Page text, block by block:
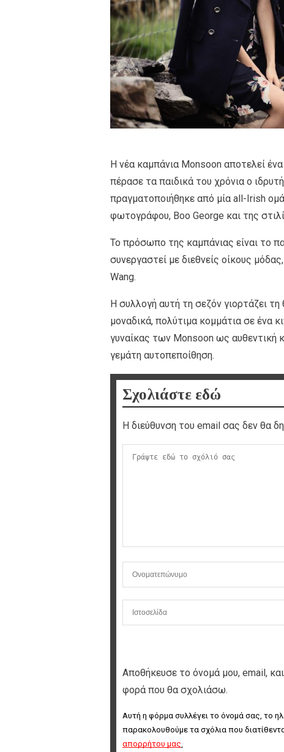
Η νέα καμπάνια Μοnsoon αποτελεί
πέρασε τα παιδικά του χρόνια ο
πραγματοποιήθηκε από μία all-Irish
φωτογράφου, Boo George και της
Το πρόσωπο της καμπάνιας είναι το
συνεργαστεί με διεθνείς οίκους
Wang.
Η συλλογή αυτή τη σεζόν γιορτάζει
μοναδικά, πολύτιμα κομμάτια σε ένα
γυναίκας των Monsoon ως αυθεντική
γεμάτη αυτοπεποίθηση.
Σχολιάστε εδώ
Η διεύθυνση του email σας δεν θα
Αποθήκευσε το όνομά μου, email,
φορά που θα σχολιάσω.
Αυτή η φόρμα συλλέγει το όνομά σας, το
παρακολουθούμε τα σχόλια που
απορρήτου μας.